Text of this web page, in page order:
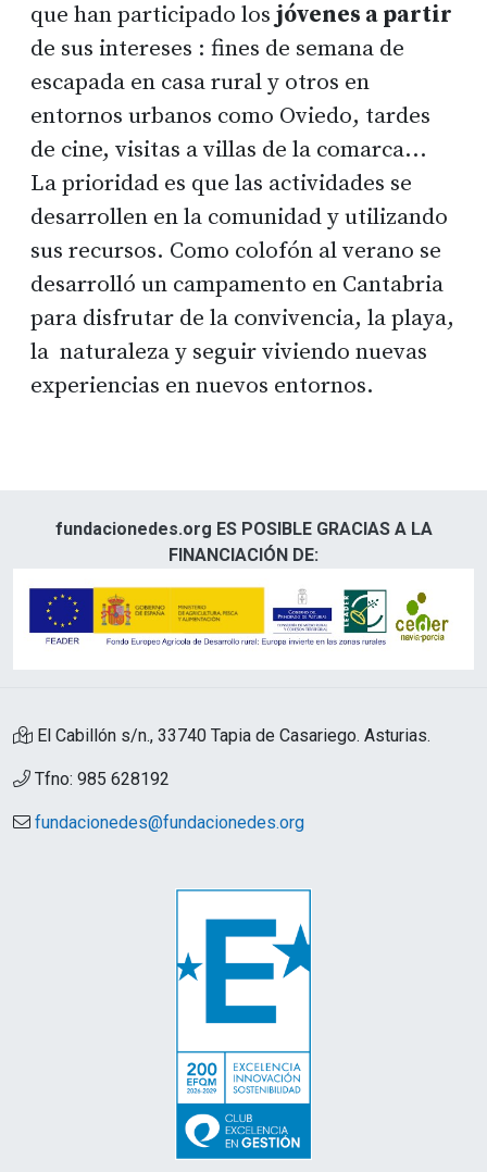
que han participado los jóvenes a partir
de sus intereses : fines de semana de
escapada en casa rural y otros en
entornos urbanos como Oviedo, tardes
de cine, visitas a villas de la comarca...
La prioridad es que las actividades se
desarrollen en la comunidad y utilizando
sus recursos. Como colofón al verano se
desarrolló un campamento en Cantabria
para disfrutar de la convivencia, la playa,
la naturaleza y seguir viviendo nuevas
experiencias en nuevos entornos.
fundacionedes.org ES POSIBLE GRACIAS A LA
FINANCIACIÓN DE:
El Cabillón s/n., 33740 Tapia de Casariego. Asturias.
Tfno: 985 628192
fundacionedes@fundacionedes.org